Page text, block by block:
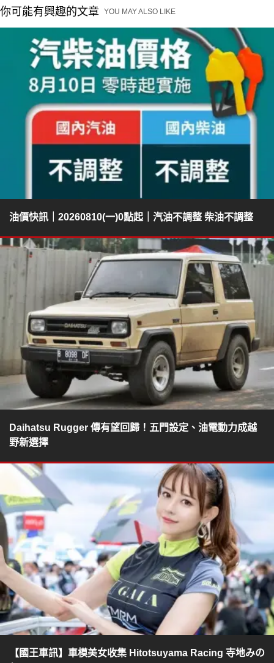
你可能有興趣的文章 YOU MAY ALSO LIKE
油價快訊｜20260810(一)0點起｜汽油不調整 柴油不調整
Daihatsu Rugger 傳有望回歸！五門設定、油電動力成越
野新選擇
【國王車訊】車模美女收集 Hitotsuyama Racing 寺地みの